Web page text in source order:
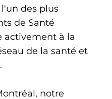
des plus
de Santé
activement à la
de la santé et
notre